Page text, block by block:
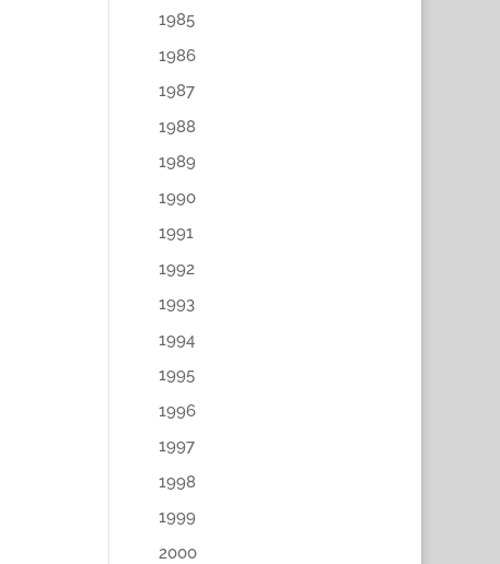
1985
1986
1987
1988
1989
1990
1991
1992
1993
1994
1995
1996
1997
1998
1999
2000